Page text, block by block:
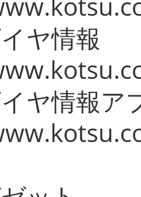
ヤ情報
ヤ情報ア